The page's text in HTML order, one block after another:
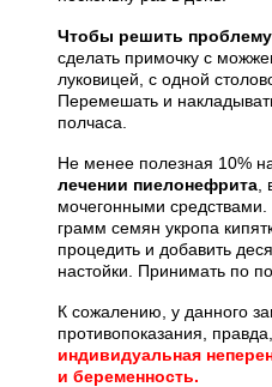
Чтобы решить проблему
сделать примочку с
луковицей, с одной
Перемешать и
полчаса.
Не менее полезная 10%
лечении пиелонефрита
мочегонными средствами.
грамм семян укропа
процедить и добавить
настойки. Принимать по
К сожалению, у данного
противопоказания,
индивидуальная
и беременность.